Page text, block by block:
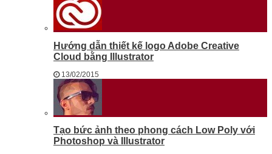
Hướng dẫn thiết kế logo Adobe Creative
Cloud bằng Illustrator
13/02/2015
Tạo bức ảnh theo phong cách Low Poly với
Photoshop và Illustrator